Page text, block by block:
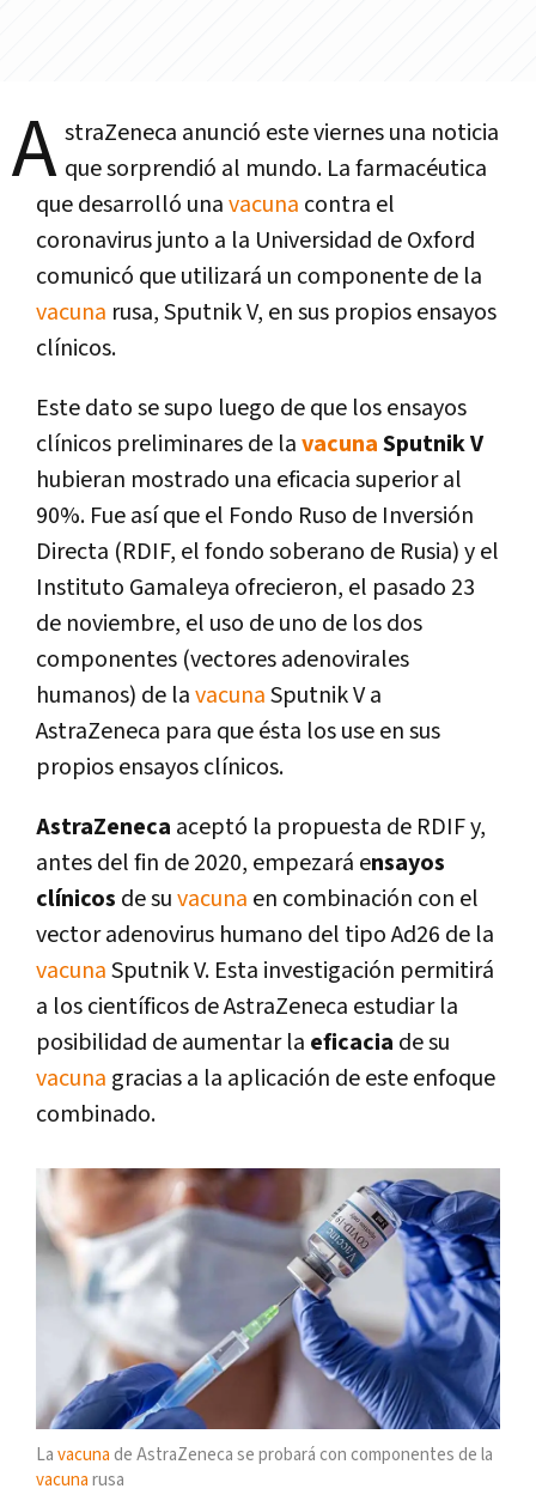
A straZeneca anunció este viernes una noticia
que sorprendió al mundo. La farmacéutica
que desarrolló unavacuna contra el
coronavirus junto a la Universidad de Oxford
comunicó que utilizará un componente de la
vacuna rusa, Sputnik V, en sus propios ensayos
clínicos.
Este dato se supo luego de que los ensayos
clínicos preliminares de lavacunaSputnik V
hubieran mostrado una eficacia superior al
90%. Fue así que el Fondo Ruso de Inversión
Directa (RDIF, el fondo soberano de Rusia) y el
Instituto Gamaleya ofrecieron, el pasado 23
de noviembre, el uso de uno de los dos
componentes (vectores adenovirales
humanos) de lavacunaSputnik V a
AstraZeneca para que ésta los use en sus
propios ensayos clínicos.
AstraZeneca aceptó la propuesta de RDIF y,
antes del fin de 2020, empezará ensayos
clínicos de suvacuna en combinación con el
vector adenovirus humano del tipo Ad26 de la
vacunaSputnik V. Esta investigación permitirá
a los científicos de AstraZeneca estudiar la
posibilidad de aumentar la eficacia de su
vacuna gracias a la aplicación de este enfoque
combinado.
La vacuna de AstraZeneca se probará con componentes de la
vacuna rusa